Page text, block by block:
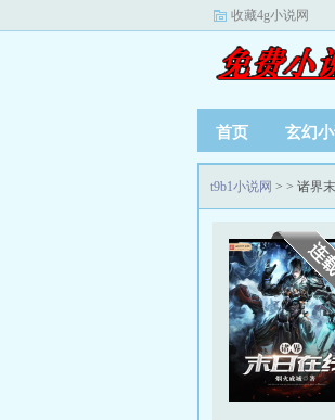
收藏4g小说网
首页 玄幻
t9b1小说网 > > 诸界